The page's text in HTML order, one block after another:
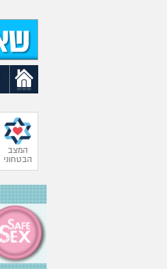
המצב
הבטחוני